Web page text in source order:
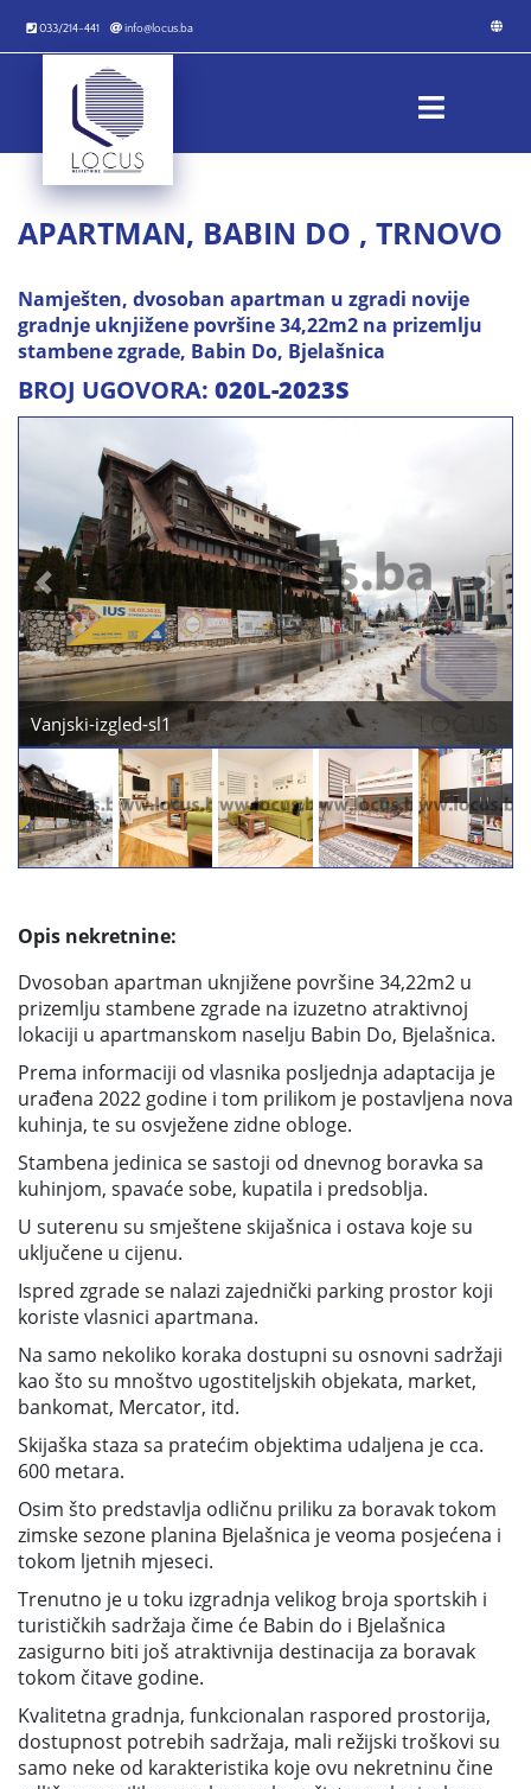
033/214-441 info@locus.ba
APARTMAN, BABIN DO , TRNOVO
Namješten, dvosoban apartman u zgradi novije
gradnje uknjižene površine 34,22m2 na prizemlju
stambene zgrade, Babin Do, Bjelašnica
BROJ UGOVORA: 020L-2023S
Dnevni-boravak-sl1 (2)
Previous Next
Opis nekretnine:
Dvosoban apartman uknjižene površine 34,22m2 u
prizemlju stambene zgrade na izuzetno atraktivnoj
lokaciji u apartmanskom naselju Babin Do, Bjelašnica.
Prema informaciji od vlasnika posljednja adaptacija je
urađena 2022 godine i tom prilikom je postavljena nova
kuhinja, te su osvježene zidne obloge.
Stambena jedinica se sastoji od dnevnog boravka sa
kuhinjom, spavaće sobe, kupatila i predsoblja.
U suterenu su smještene skijašnica i ostava koje su
uključene u cijenu.
Ispred zgrade se nalazi zajednički parking prostor koji
koriste vlasnici apartmana.
Na samo nekoliko koraka dostupni su osnovni sadržaji
kao što su mnoštvo ugostiteljskih objekata, market,
bankomat, Mercator, itd.
Skijaška staza sa pratećim objektima udaljena je cca.
600 metara.
Osim što predstavlja odličnu priliku za boravak tokom
zimske sezone planina Bjelašnica je veoma posjećena i
tokom ljetnih mjeseci.
Trenutno je u toku izgradnja velikog broja sportskih i
turističkih sadržaja čime će Babin do i Bjelašnica
zasigurno biti još atraktivnija destinacija za boravak
tokom čitave godine.
Kvalitetna gradnja, funkcionalan raspored prostorija,
dostupnost potrebih sadržaja, mali režijski troškovi su
samo neke od karakteristika koje ovu nekretninu čine